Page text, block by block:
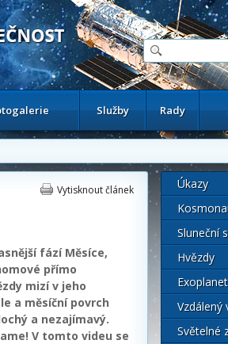
Služby Rady
Vytisknout článek
fází Měsíce,
přímo
mizí v jeho
a měsíční povrch
a nezajímavý.
V tomto videu se
Úkazy
Sluneční
Hvězdy
Vzdálený
Světelné